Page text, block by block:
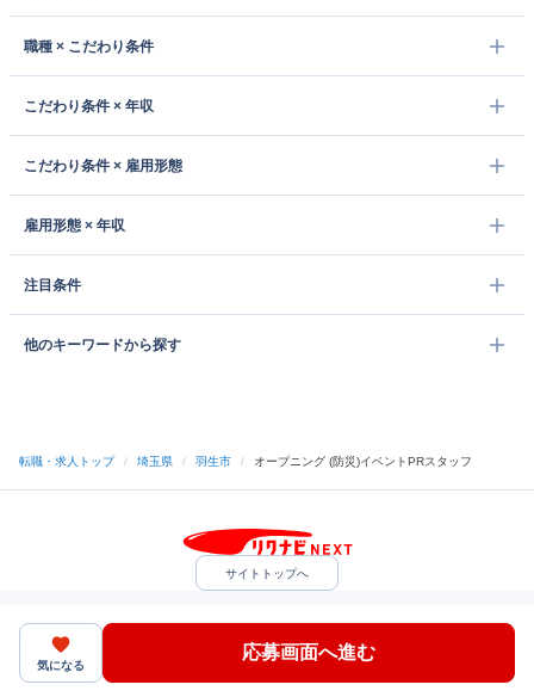
職種 × こだわり条件
こだわり条件 × 年収
こだわり条件 × 雇用形態
雇用形態 × 年収
注目条件
他のキーワードから探す
転職・求人トップ / 埼玉県 / 羽生市 / オープニング (防災)イベントPRスタッフ
気になる
応募画面へ進む
サイトトップへ
中途採用をご検討の企業様
ヘルプ・お問い合わせ
（C）Indeed Inc.